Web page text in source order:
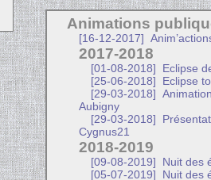
Animations
[16-12-2017]
2017-2018
[01-08-2018]
Eclipse
[25-06-2018]
Eclipse
[29-03-2018]
Aubigny
[29-03-2018]
Cygnus21
2018-2019
[09-08-2019]
Nuit des
[05-07-2019]
Nuit des